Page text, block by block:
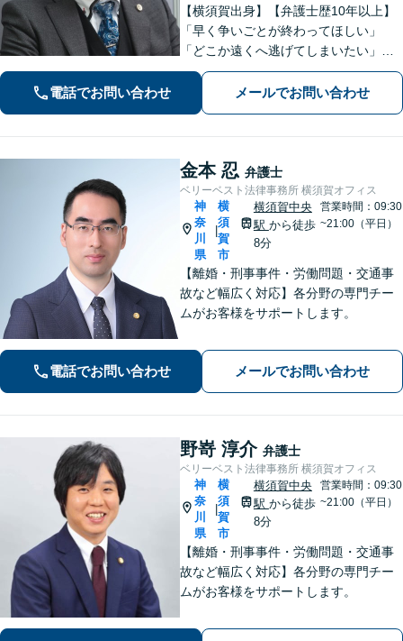
【横須賀出身】【弁護士歴10年以上】
「早く争いごとが終わってほしい」
「どこか遠くへ逃げてしまいたい」と
思うのは自然なことです。共に解決を
目指す者として、あなたに寄り添いま
す。肩の荷を下ろして、ぜひご相談く
電話でお問い合わせ メールでお問い合わせ
金本 忍 弁護士
ベリーベスト法律事務所 横須賀オフィス
神
奈
川
県
|
横
須
賀
市
横須賀中央
駅 から徒歩
8分
営業時間：09:30
~21:00（平日）
【離婚・刑事事件・労働問題・交通事
故など幅広く対応】各分野の専門チー
ムがお客様をサポートします。
電話でお問い合わせ メールでお問い合わせ
野嵜 淳介 弁護士
ベリーベスト法律事務所 横須賀オフィス
神
奈
川
県
|
横
須
賀
市
横須賀中央
駅 から徒歩
8分
営業時間：09:30
~21:00（平日）
【離婚・刑事事件・労働問題・交通事
故など幅広く対応】各分野の専門チー
ムがお客様をサポートします。